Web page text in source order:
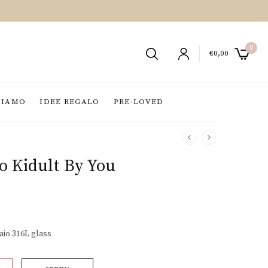
€0,00
0
IDEE REGALO PRE-LOVED
Kidult By You
316L glass